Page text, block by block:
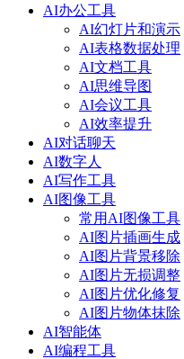
AI办公工具
AI幻灯片和演示
AI表格数据处理
AI文档工具
AI思维导图
AI会议工具
AI效率提升
AI对话聊天
AI数字人
AI写作工具
AI图像工具
常用AI图像工具
AI图片插画生成
AI图片背景移除
AI图片无损调整
AI图片优化修复
AI图片物体抹除
AI智能体
AI编程工具